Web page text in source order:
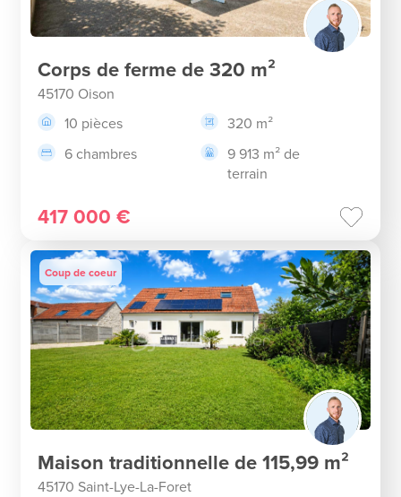
Corps de ferme de 320 m²
45170 Oison
10 pièces
320 m²
6 chambres
9 913 m² de
terrain
417 000 €
Coup de coeur
Maison traditionnelle de 115,99 m²
45170 Saint-Lye-La-Foret